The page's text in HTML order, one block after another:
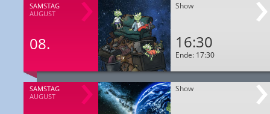
SAMSTAG
AUGUST
08.
Show
16:30
Ende: 17:30
SAMSTAG
AUGUST
Show